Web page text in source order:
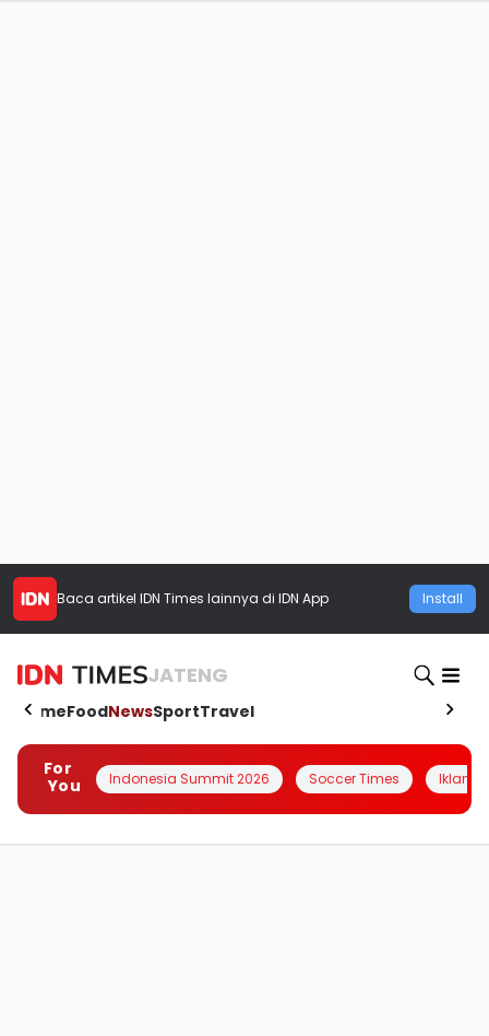
Baca artikel IDN Times lainnya di IDN App Install
JATENG
HomeFoodNewsSportTravel
For
You
Indonesia Summit 2026 Soccer Times Iklanin